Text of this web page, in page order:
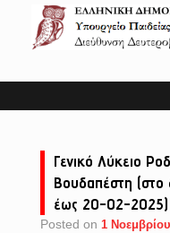
content
Γενικό Λύκειο
Βουδαπέστη (στο
έως 20-02-2025)
Posted on 1